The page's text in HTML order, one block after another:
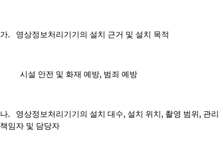
가. 영상정보처리기기의 설치 근거 및 설치 목적
시설 안전 및 화재 예방, 범죄 예방
나. 영상정보처리기기의 설치 대수, 설치 위치, 촬영 범위, 관리
책임자 및 담당자